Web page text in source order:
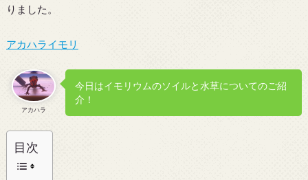
りました。
アカハライモリ
アカハラ
今日はイモリウムのソイルと水草についてのご紹
介！
目次